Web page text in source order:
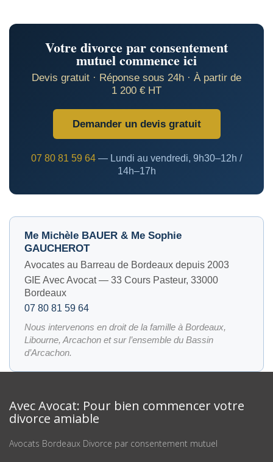
Votre divorce par consentement
mutuel commence ici
Devis gratuit · Réponse sous 24h · À partir de
1 200 € HT
Demander un devis gratuit
07 80 81 59 64 — Lundi au vendredi, 9h30–12h /
14h–17h
Me Michèle BAUER & Me Sophie
GAUCHEROT
Avocates au Barreau de Bordeaux depuis 2003
GIE Avec Avocat — 33 Cours Pasteur, 33000
Bordeaux
07 80 81 59 64
Nous intervenons en droit de la famille à Bordeaux,
Libourne, Arcachon et sur l’ensemble du Bassin
d’Arcachon.
Avec Avocat: Pour bien commencer votre
divorce amiable
Avocats Bordeaux Divorce par consentement mutuel